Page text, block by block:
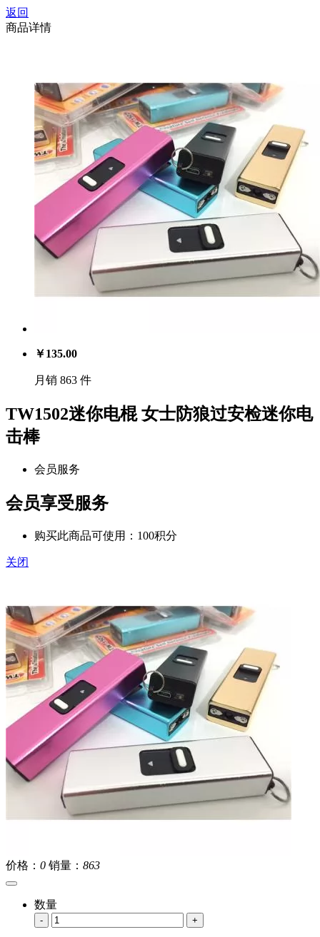
返回
商品详情
￥135.00
月销 863 件
TW1502迷你电棍 女士防狼过安检迷你电
击棒
会员服务
会员享受服务
购买此商品可使用：100积分
关闭
价格： 0 销量： 863
数量
- +